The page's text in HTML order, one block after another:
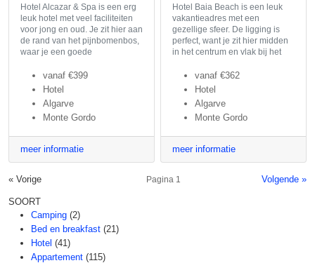
Hotel Alcazar & Spa is een erg
leuk hotel met veel faciliteiten
voor jong en oud. Je zit hier aan
de rand van het pijnbomenbos,
waar je een goede
vanaf €399
Hotel
Algarve
Monte Gordo
meer informatie
Hotel Baia Beach is een leuk
vakantieadres met een
gezellige sfeer. De ligging is
perfect, want je zit hier midden
in het centrum en vlak bij het
vanaf €362
Hotel
Algarve
Monte Gordo
meer informatie
« Vorige Volgende »
Pagina 1
SOORT
Camping (2)
Bed en breakfast (21)
Hotel (41)
Appartement (115)